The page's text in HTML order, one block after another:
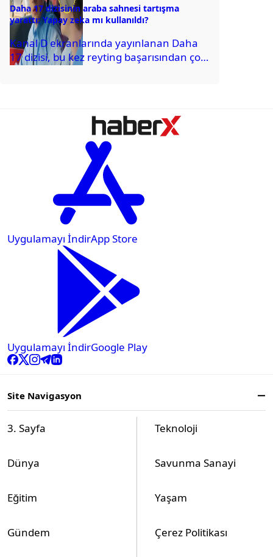
Daha 17 dizisinin araba sahnesi tartışma
yarattı: Yapay zeka mı kullanıldı?
Kanal D ekranlarında yayınlanan Daha
17 dizisi, bu kez reyting başarısından çok
Uygulamayı İndirApp Store
Uygulamayı İndirGoogle Play
Site Navigasyon
3. Sayfa
Dünya
Eğitim
Gündem
Teknoloji
Savunma Sanayi
Yaşam
Çerez Politikası